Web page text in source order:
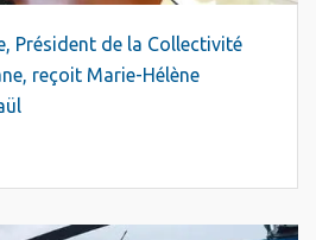
Président de la Collectivité
reçoit Marie-Hélène